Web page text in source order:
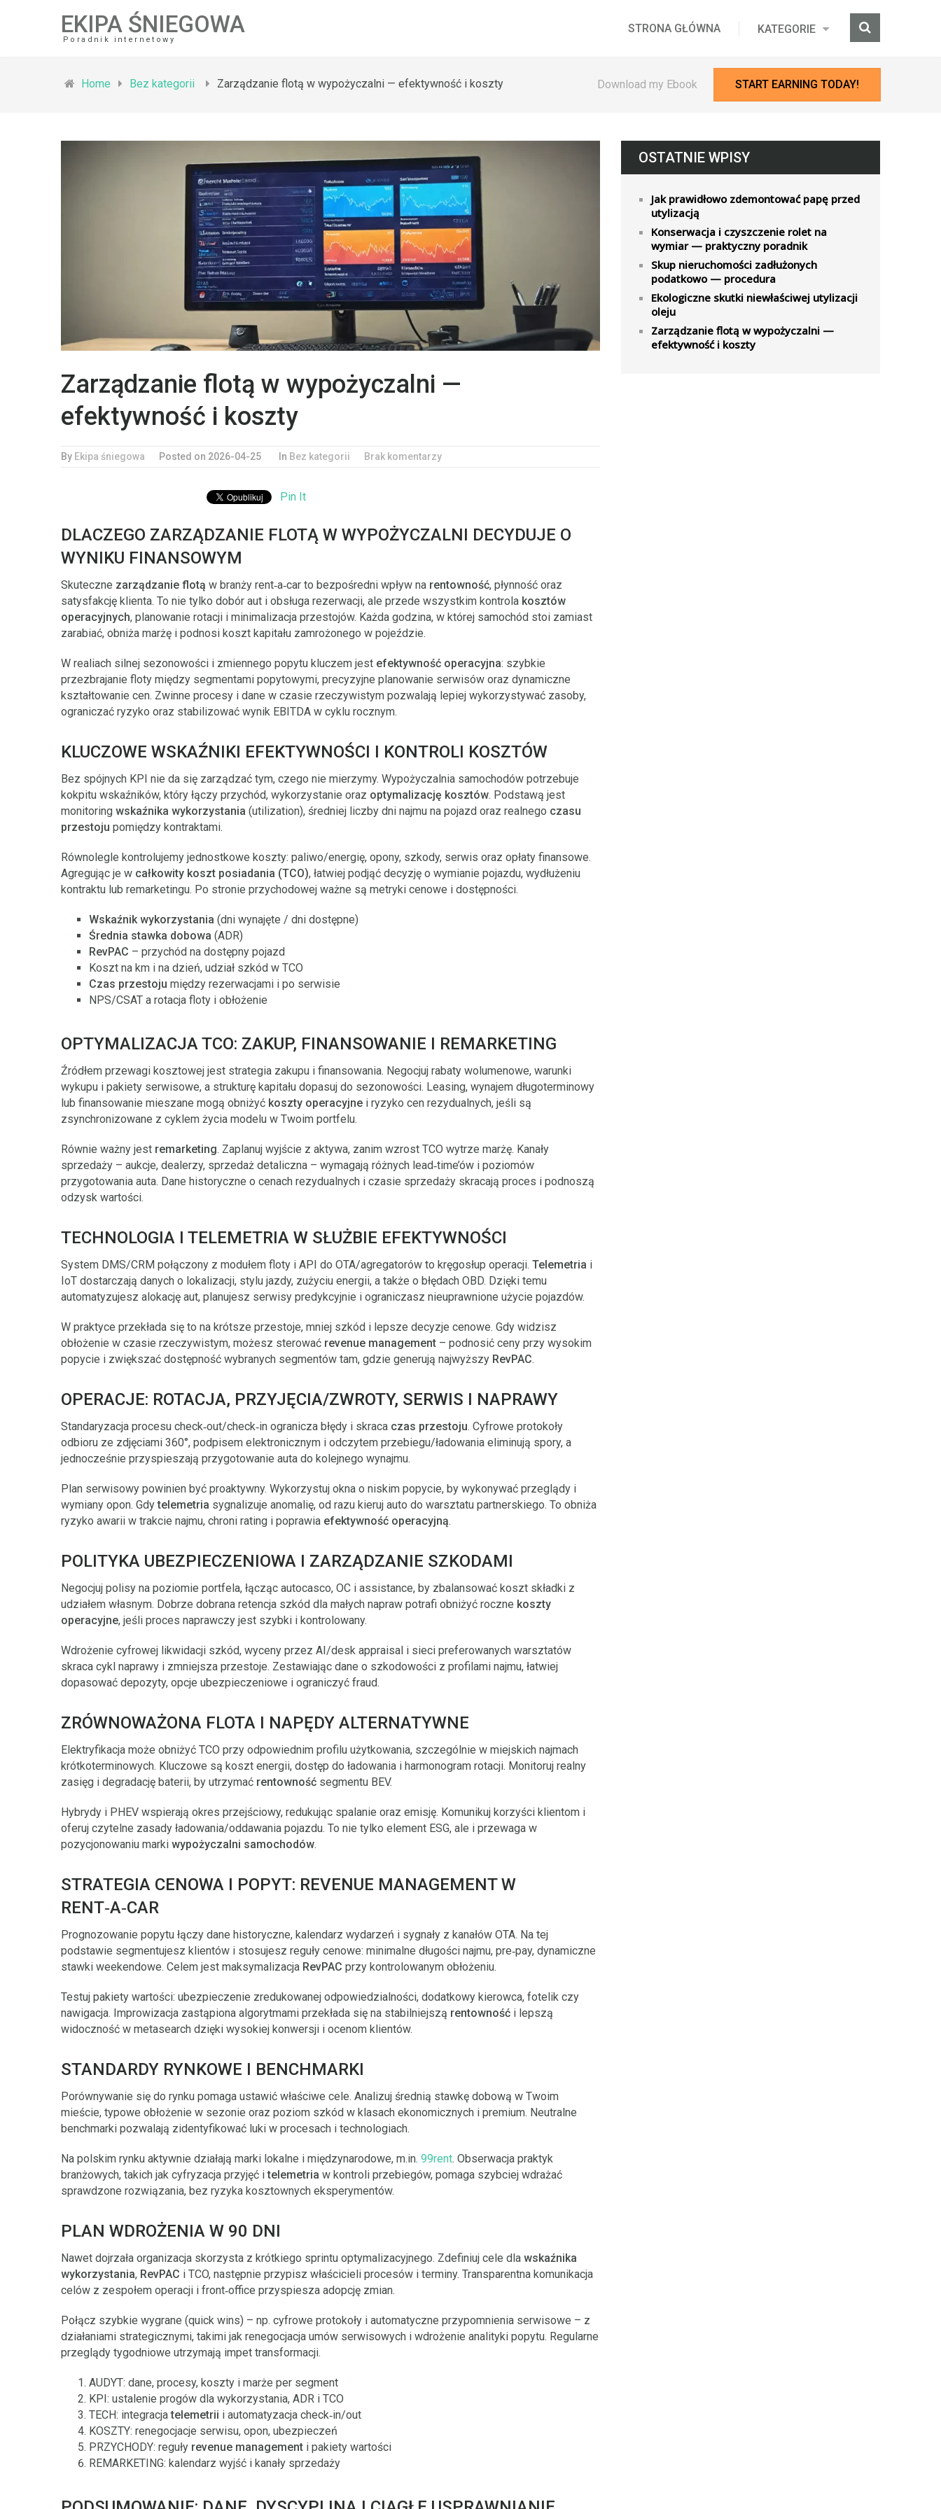
EKIPA ŚNIEGOWA
Poradnik internetowy
STRONA GŁÓWNA KATEGORIE
Home Bez kategorii Zarządzanie flotą w wypożyczalni — efektywność i koszty Download my Ebook START EARNING TODAY!
Zarządzanie flotą w wypożyczalni —
efektywność i koszty
By Ekipa śniegowa Posted on 2026-04-25 In Bez kategorii Brak komentarzy
Pin It
DLACZEGO ZARZĄDZANIE FLOTĄ W WYPOŻYCZALNI DECYDUJE O
WYNIKU FINANSOWYM
Skuteczne zarządzanie flotą w branży rent‑a‑car to bezpośredni wpływ na rentowność, płynność oraz
satysfakcję klienta. To nie tylko dobór aut i obsługa rezerwacji, ale przede wszystkim kontrola kosztów
operacyjnych, planowanie rotacji i minimalizacja przestojów. Każda godzina, w której samochód stoi zamiast
zarabiać, obniża marżę i podnosi koszt kapitału zamrożonego w pojeździe.
W realiach silnej sezonowości i zmiennego popytu kluczem jest efektywność operacyjna: szybkie
przezbrajanie floty między segmentami popytowymi, precyzyjne planowanie serwisów oraz dynamiczne
kształtowanie cen. Zwinne procesy i dane w czasie rzeczywistym pozwalają lepiej wykorzystywać zasoby,
ograniczać ryzyko oraz stabilizować wynik EBITDA w cyklu rocznym.
KLUCZOWE WSKAŹNIKI EFEKTYWNOŚCI I KONTROLI KOSZTÓW
Bez spójnych KPI nie da się zarządzać tym, czego nie mierzymy. Wypożyczalnia samochodów potrzebuje
kokpitu wskaźników, który łączy przychód, wykorzystanie oraz optymalizację kosztów. Podstawą jest
monitoring wskaźnika wykorzystania (utilization), średniej liczby dni najmu na pojazd oraz realnego czasu
przestoju pomiędzy kontraktami.
Równolegle kontrolujemy jednostkowe koszty: paliwo/energię, opony, szkody, serwis oraz opłaty finansowe.
Agregując je w całkowity koszt posiadania (TCO), łatwiej podjąć decyzję o wymianie pojazdu, wydłużeniu
kontraktu lub remarketingu. Po stronie przychodowej ważne są metryki cenowe i dostępności.
Wskaźnik wykorzystania (dni wynajęte / dni dostępne)
Średnia stawka dobowa (ADR)
RevPAC – przychód na dostępny pojazd
Koszt na km i na dzień, udział szkód w TCO
Czas przestoju między rezerwacjami i po serwisie
NPS/CSAT a rotacja floty i obłożenie
OPTYMALIZACJA TCO: ZAKUP, FINANSOWANIE I REMARKETING
Źródłem przewagi kosztowej jest strategia zakupu i finansowania. Negocjuj rabaty wolumenowe, warunki
wykupu i pakiety serwisowe, a strukturę kapitału dopasuj do sezonowości. Leasing, wynajem długoterminowy
lub finansowanie mieszane mogą obniżyć koszty operacyjne i ryzyko cen rezydualnych, jeśli są
zsynchronizowane z cyklem życia modelu w Twoim portfelu.
Równie ważny jest remarketing. Zaplanuj wyjście z aktywa, zanim wzrost TCO wytrze marżę. Kanały
sprzedaży – aukcje, dealerzy, sprzedaż detaliczna – wymagają różnych lead‑time’ów i poziomów
przygotowania auta. Dane historyczne o cenach rezydualnych i czasie sprzedaży skracają proces i podnoszą
odzysk wartości.
TECHNOLOGIA I TELEMETRIA W SŁUŻBIE EFEKTYWNOŚCI
System DMS/CRM połączony z modułem floty i API do OTA/agregatorów to kręgosłup operacji. Telemetria i
IoT dostarczają danych o lokalizacji, stylu jazdy, zużyciu energii, a także o błędach OBD. Dzięki temu
automatyzujesz alokację aut, planujesz serwisy predykcyjnie i ograniczasz nieuprawnione użycie pojazdów.
W praktyce przekłada się to na krótsze przestoje, mniej szkód i lepsze decyzje cenowe. Gdy widzisz
obłożenie w czasie rzeczywistym, możesz sterować revenue management – podnosić ceny przy wysokim
popycie i zwiększać dostępność wybranych segmentów tam, gdzie generują najwyższy RevPAC.
OPERACJE: ROTACJA, PRZYJĘCIA/ZWROTY, SERWIS I NAPRAWY
Standaryzacja procesu check‑out/check‑in ogranicza błędy i skraca czas przestoju. Cyfrowe protokoły
odbioru ze zdjęciami 360°, podpisem elektronicznym i odczytem przebiegu/ładowania eliminują spory, a
jednocześnie przyspieszają przygotowanie auta do kolejnego wynajmu.
Plan serwisowy powinien być proaktywny. Wykorzystuj okna o niskim popycie, by wykonywać przeglądy i
wymiany opon. Gdytelemetria sygnalizuje anomalię, od razu kieruj auto do warsztatu partnerskiego. To obniża
ryzyko awarii w trakcie najmu, chroni rating i poprawia efektywność operacyjną.
POLITYKA UBEZPIECZENIOWA I ZARZĄDZANIE SZKODAMI
Negocjuj polisy na poziomie portfela, łącząc autocasco, OC i assistance, by zbalansować koszt składki z
udziałem własnym. Dobrze dobrana retencja szkód dla małych napraw potrafi obniżyć roczne koszty
operacyjne, jeśli proces naprawczy jest szybki i kontrolowany.
Wdrożenie cyfrowej likwidacji szkód, wyceny przez AI/desk appraisal i sieci preferowanych warsztatów
skraca cykl naprawy i zmniejsza przestoje. Zestawiając dane o szkodowości z profilami najmu, łatwiej
dopasować depozyty, opcje ubezpieczeniowe i ograniczyć fraud.
ZRÓWNOWAŻONA FLOTA I NAPĘDY ALTERNATYWNE
Elektryfikacja może obniżyć TCO przy odpowiednim profilu użytkowania, szczególnie w miejskich najmach
krótkoterminowych. Kluczowe są koszt energii, dostęp do ładowania i harmonogram rotacji. Monitoruj realny
zasięg i degradację baterii, by utrzymać rentowność segmentu BEV.
Hybrydy i PHEV wspierają okres przejściowy, redukując spalanie oraz emisję. Komunikuj korzyści klientom i
oferuj czytelne zasady ładowania/oddawania pojazdu. To nie tylko element ESG, ale i przewaga w
pozycjonowaniu marki wypożyczalni samochodów.
STRATEGIA CENOWA I POPYT: REVENUE MANAGEMENT W
RENT‑A‑CAR
Prognozowanie popytu łączy dane historyczne, kalendarz wydarzeń i sygnały z kanałów OTA. Na tej
podstawie segmentujesz klientów i stosujesz reguły cenowe: minimalne długości najmu, pre‑pay, dynamiczne
stawki weekendowe. Celem jest maksymalizacja RevPAC przy kontrolowanym obłożeniu.
Testuj pakiety wartości: ubezpieczenie zredukowanej odpowiedzialności, dodatkowy kierowca, fotelik czy
nawigacja. Improwizacja zastąpiona algorytmami przekłada się na stabilniejszą rentowność i lepszą
widoczność w metasearch dzięki wysokiej konwersji i ocenom klientów.
STANDARDY RYNKOWE I BENCHMARKI
Porównywanie się do rynku pomaga ustawić właściwe cele. Analizuj średnią stawkę dobową w Twoim
mieście, typowe obłożenie w sezonie oraz poziom szkód w klasach ekonomicznych i premium. Neutralne
benchmarki pozwalają zidentyfikować luki w procesach i technologiach.
Na polskim rynku aktywnie działają marki lokalne i międzynarodowe, m.in. 99rent. Obserwacja praktyk
branżowych, takich jak cyfryzacja przyjęć itelemetria w kontroli przebiegów, pomaga szybciej wdrażać
sprawdzone rozwiązania, bez ryzyka kosztownych eksperymentów.
PLAN WDROŻENIA W 90 DNI
Nawet dojrzała organizacja skorzysta z krótkiego sprintu optymalizacyjnego. Zdefiniuj cele dla wskaźnika
wykorzystania, RevPAC i TCO, następnie przypisz właścicieli procesów i terminy. Transparentna komunikacja
celów z zespołem operacji i front‑office przyspiesza adopcję zmian.
Połącz szybkie wygrane (quick wins) – np. cyfrowe protokoły i automatyczne przypomnienia serwisowe – z
działaniami strategicznymi, takimi jak renegocjacja umów serwisowych i wdrożenie analityki popytu. Regularne
przeglądy tygodniowe utrzymają impet transformacji.
AUDYT: dane, procesy, koszty i marże per segment
KPI: ustalenie progów dla wykorzystania, ADR i TCO
TECH: integracjatelemetrii i automatyzacja check‑in/out
KOSZTY: renegocjacje serwisu, opon, ubezpieczeń
PRZYCHODY: reguły revenue management i pakiety wartości
REMARKETING: kalendarz wyjść i kanały sprzedaży
OSTATNIE WPISY
Jak prawidłowo zdemontować papę przed
utylizacją
Konserwacja i czyszczenie rolet na
wymiar — praktyczny poradnik
Skup nieruchomości zadłużonych
podatkowo — procedura
Ekologiczne skutki niewłaściwej utylizacji
oleju
Zarządzanie flotą w wypożyczalni —
efektywność i koszty